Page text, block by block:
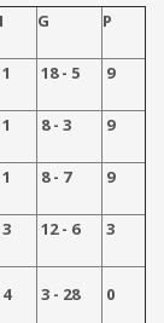
I G P
1 18 - 5 9
1 8 - 3 9
1 8 - 7 9
3 12 - 6 3
4 3 - 28 0